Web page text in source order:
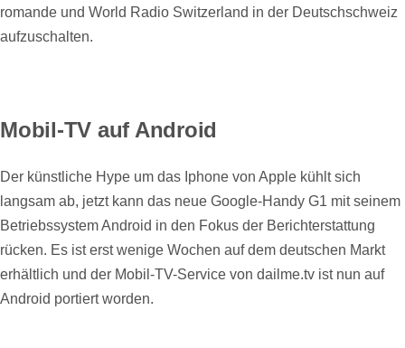
romande und World Radio Switzerland in der Deutschschweiz
aufzuschalten.
Mobil-TV auf Android
Der künstliche Hype um das Iphone von Apple kühlt sich
langsam ab, jetzt kann das neue Google-Handy G1 mit seinem
Betriebssystem Android in den Fokus der Berichterstattung
rücken. Es ist erst wenige Wochen auf dem deutschen Markt
erhältlich und der Mobil-TV-Service von dailme.tv ist nun auf
Android portiert worden.